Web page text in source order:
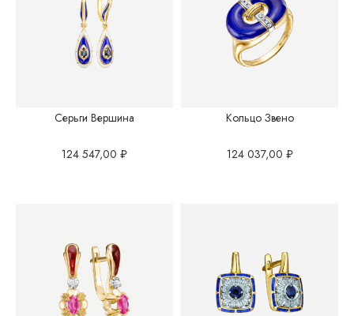
Серьги Вершина
124 547,00 ₽
Кольцо Звено
124 037,00 ₽